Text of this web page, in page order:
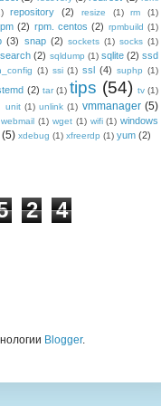
repository (2) resize (1) rm
(1)
(2) rpm. centos (2) rpmbuild (1)
(3) snap (2) sockets (1) socks (1)
(2) sqldump (1) sqlite (2) ssd
(1) ssi (1) ssl (4) suphp (1)
(2) tar (1) tips (54) tv (1)
unit (1) unlink (1) vmmanager (5)
webmail (1) wget (1) wifi (1) windows
(5) xdebug (1) xfreerdp (1) yum (2)
2 4
Blogger.